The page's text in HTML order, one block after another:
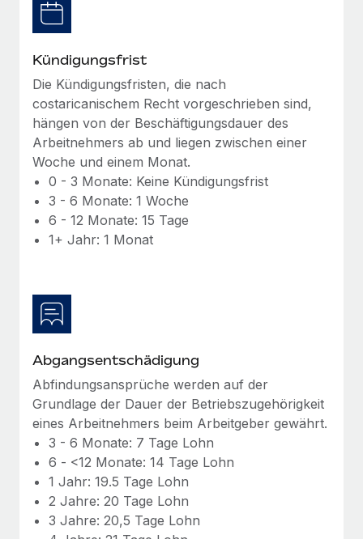
Niederlassungen
Mühelose Relocation von Mitarbeiter:innen
Benefits
Mühelose Verwaltung von Benefits
Management und Payroll
Reverse Tech auf einen Blick Das Gesundheits- und
Wellness-Startup Reverse Tech hat das globale...
Mehr erfahren
Den Blog erkunden
Neues zu Remote-Produkten: Integration mit
Gusto und Zero und Contractor Management
Plus
Auch im neuen Jahr wollen wir bei Remote Unternehmen
aller Größen dabei unterstützen, die beste...
Mehr erfahren
mit Remote verwaltet
Phiture ist der unumstrittene Marktführer im Bereich der
Mehr erfahren
Kündigungsfrist
Die Kündigungsfristen, die nach
costaricanischem Recht vorgeschrieben sind,
hängen von der Beschäftigungsdauer des
Arbeitnehmers ab und liegen zwischen einer
Woche und einem Monat.
0 - 3 Monate: Keine Kündigungsfrist
3 - 6 Monate: 1 Woche
6 - 12 Monate: 15 Tage
1+ Jahr: 1 Monat
Abgangsentschädigung
Abfindungsansprüche werden auf der
Grundlage der Dauer der Betriebszugehörigkeit
eines Arbeitnehmers beim Arbeitgeber gewährt.
3 - 6 Monate: 7 Tage Lohn
6 - <12 Monate: 14 Tage Lohn
1 Jahr: 19.5 Tage Lohn
2 Jahre: 20 Tage Lohn
3 Jahre: 20,5 Tage Lohn